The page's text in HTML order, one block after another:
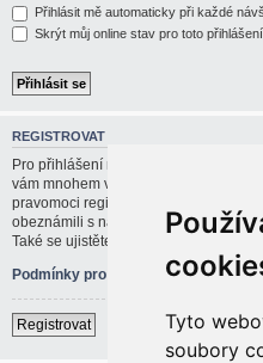
Tyto
soubory
Přihlásit mě automaticky při každé
Skrýt můj online stav pro toto přihlášení
REGISTROVAT
Pro přihlášení musíte být registrován/
vám mnohem větší možnosti.
pravomoci registrovaným uživatelům.
obeznámili s našimi podmínkami pro
Také se ujistěte, že si přečtete
Podmínky pro užívání
|Ochrana
Registrovat